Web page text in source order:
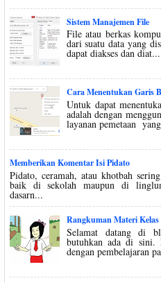
Sistem Manajemen File
File atau berkas
dari suatu data yang
dapat diakses dan diat...
Cara Menentukan Garis
Untuk dapat
adalah dengan
layanan pemetaan
Memberikan Komentar Isi Pidato
Pidato, ceramah, atau khotbah
baik di sekolah maupun di
dasarn...
Rangkuman Materi
Selamat datang di
butuhkan ada di sini.
dengan pembelajaran